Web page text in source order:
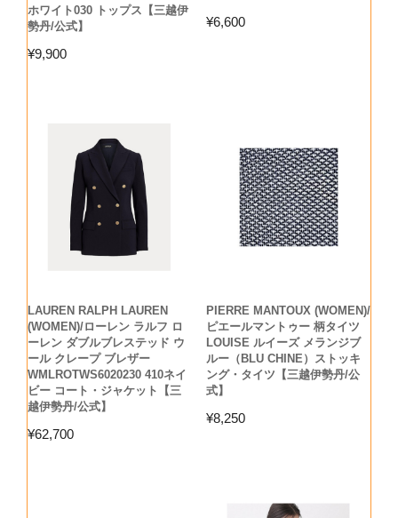
ホワイト030 トップス【三越伊
勢丹/公式】
¥9,900
¥6,600
LAUREN RALPH LAUREN
(WOMEN)/ローレン ラルフ ロ
ーレン ダブルブレステッド ウ
ール クレープ ブレザー
WMLROTWS6020230 410ネイ
ビー コート・ジャケット【三
越伊勢丹/公式】
¥62,700
PIERRE MANTOUX (WOMEN)/
ピエールマントゥー 柄タイツ
LOUISE ルイーズ メランジブ
ルー（BLU CHINE）ストッキ
ング・タイツ【三越伊勢丹/公
式】
¥8,250